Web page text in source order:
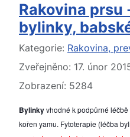
Rakovina prsu
bylinky,
Základní údaje
Kategorie: Rakovina,
Zveřejněno: 17. únor
Zobrazení: 5284
Bylinky vhodné k podpůrné léčbě
kořen yamu. Fytoterapie (léčba